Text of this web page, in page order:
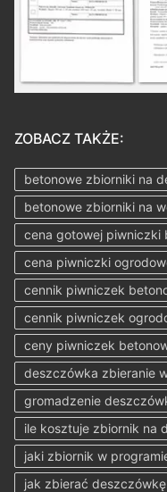
ZOBACZ TAKŻE:
betonowe zbiorniki na
betonowe zbiorniki na
cena gotowej piwniczki
cena piwniczki
cennik piwniczek
cennik piwniczek
ceny piwniczek
deszczówka zbieranie
gromadzenie
ile kosztuje zbiornik na
jaki zbiornik w
jak zbierać deszczówkę